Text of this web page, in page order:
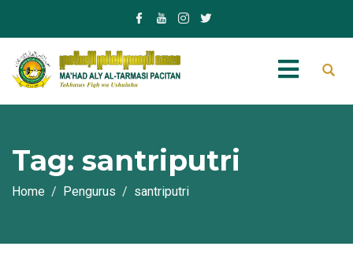
Tag: santriputri
Home Pengurus santriputri